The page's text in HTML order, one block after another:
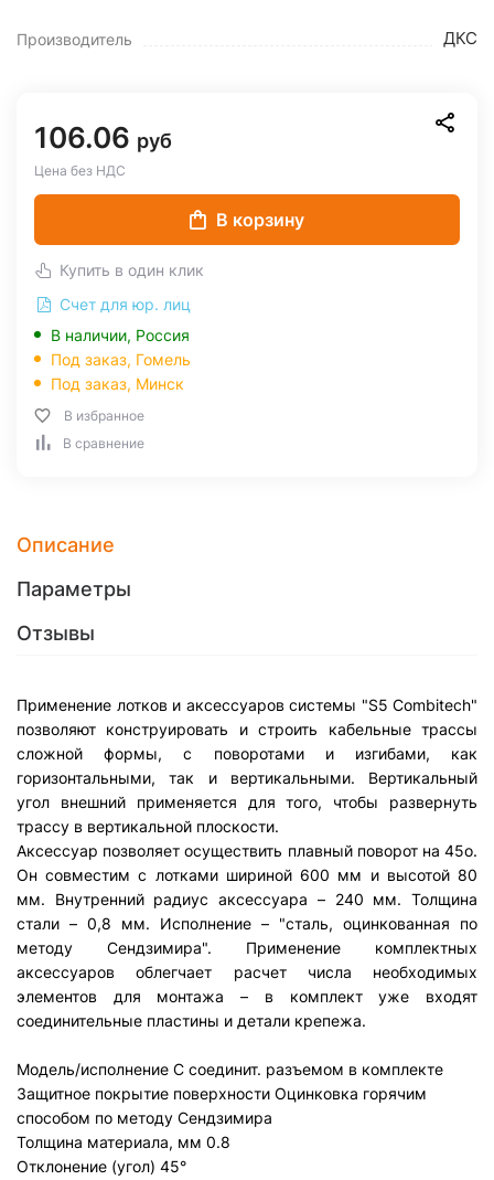
Производитель ДКС
106.06 руб
Цена без НДС
В корзину
Купить в один клик
Счет для юр. лиц
В наличии, Россия
Под заказ, Гомель
Под заказ, Минск
В избранное
В сравнение
Описание
Параметры
Отзывы
Применение лотков и аксессуаров системы "S5 Combitech"
позволяют конструировать и строить кабельные трассы
сложной формы, с поворотами и изгибами, как
горизонтальными, так и вертикальными. Вертикальный
угол внешний применяется для того, чтобы развернуть
трассу в вертикальной плоскости.
Аксессуар позволяет осуществить плавный поворот на 45о.
Он совместим с лотками шириной 600 мм и высотой 80
мм. Внутренний радиус аксессуара – 240 мм. Толщина
стали – 0,8 мм. Исполнение – "сталь, оцинкованная по
методу Сендзимира". Применение комплектных
аксессуаров облегчает расчет числа необходимых
элементов для монтажа – в комплект уже входят
соединительные пластины и детали крепежа.
Модель/исполнение С соединит. разъемом в комплекте
Защитное покрытие поверхности Оцинковка горячим
способом по методу Сендзимира
Толщина материала, мм 0.8
Отклонение (угол) 45°